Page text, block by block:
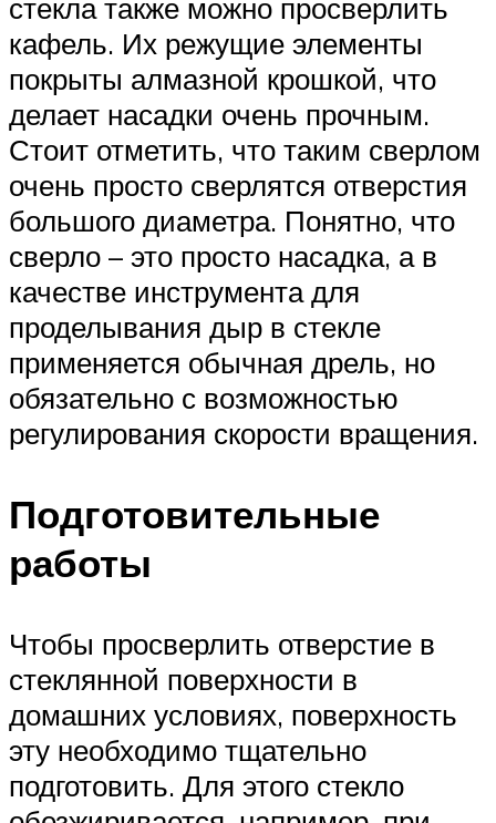
стекла также можно просверлить
кафель. Их режущие элементы
покрыты алмазной крошкой, что
делает насадки очень прочным.
Стоит отметить, что таким сверлом
очень просто сверлятся отверстия
большого диаметра. Понятно, что
сверло – это просто насадка, а в
качестве инструмента для
проделывания дыр в стекле
применяется обычная дрель, но
обязательно с возможностью
регулирования скорости вращения.
Подготовительные
работы
Чтобы просверлить отверстие в
стеклянной поверхности в
домашних условиях, поверхность
эту необходимо тщательно
подготовить. Для этого стекло